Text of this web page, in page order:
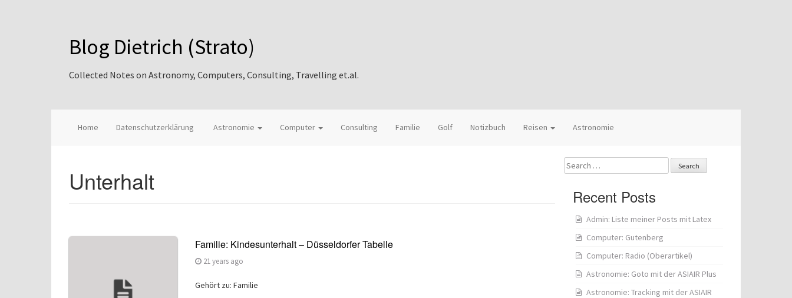
Blog Dietrich (Strato)
Collected Notes on Astronomy, Computers, Consulting, Travelling et.al.
Home Datenschutzerklärung Astronomie Computer Consulting Familie Golf Notizbuch Reisen Astronomie
Unterhalt
Familie: Kindesunterhalt – Düsseldorfer Tabelle
21 years ago
Gehört zu: Familie
Search
for:
Recent Posts
Admin: Liste meiner Posts mit Latex
Computer: Gutenberg
Computer: Radio (Oberartikel)
Astronomie: Goto mit der ASIAIR Plus
Astronomie: Tracking mit der ASIAIR